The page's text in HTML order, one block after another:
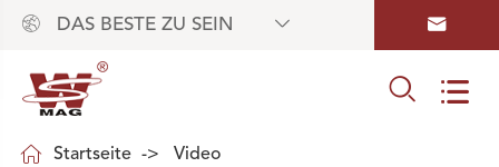
 DAS BESTE ZU SEIN  
 
 Startseite
Video